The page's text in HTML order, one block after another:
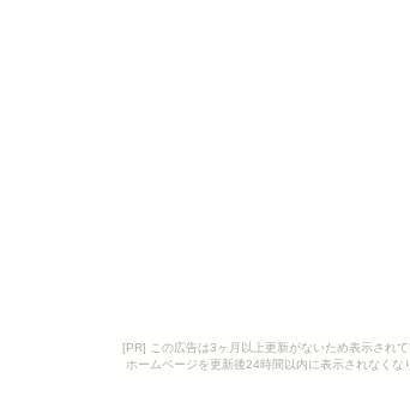
[PR] この広告は3ヶ月以上更新がないため表示されて
ホームページを更新後24時間以内に表示されなくな